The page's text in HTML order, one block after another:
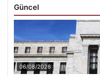
Güncel
06/08/2026